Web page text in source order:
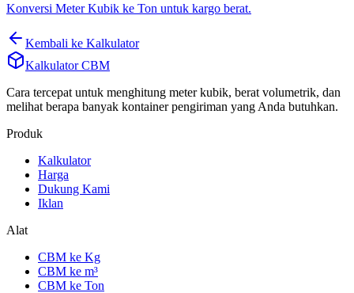
Konversi Meter Kubik ke Ton untuk kargo berat.
Kembali ke Kalkulator
Kalkulator CBM
Cara tercepat untuk menghitung meter kubik, berat volumetrik, dan
melihat berapa banyak kontainer pengiriman yang Anda butuhkan.
Produk
Kalkulator
Harga
Dukung Kami
Iklan
Alat
CBM ke Kg
CBM ke m³
CBM ke Ton